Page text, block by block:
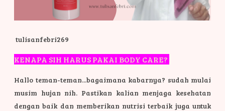
tulisanfebri269
KENAPA SIH HARUS PAKAI BODY CARE?
Hallo teman-teman...bagaimana kabarnya? sudah mulai
musim hujan nih. Pastikan kalian menjaga kesehatan
dengan baik dan memberikan nutrisi terbaik juga untuk